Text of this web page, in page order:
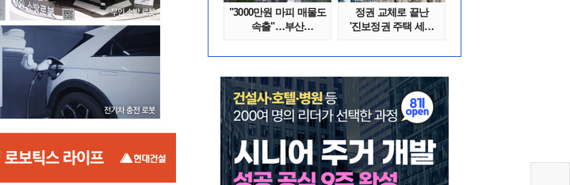
"3000만원 마피 매물도
속출"…부산
정권 교체로 끝난
'진보정권 주택 세금